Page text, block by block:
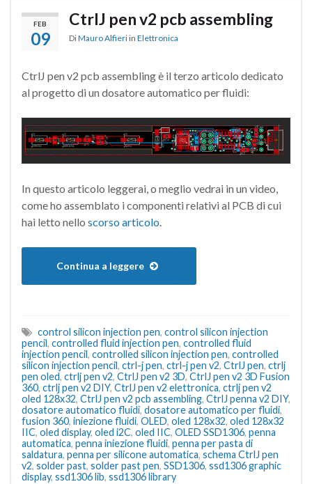
FEB
09
CtrlJ pen v2 pcb assembling
DiMauro Alfieri in Elettronica
CtrlJ pen v2 pcb assembling è il terzo articolo dedicato
al progetto di un dosatore automatico per fluidi:
In questo articolo leggerai, o meglio vedrai in un video,
come ho assemblato i componenti relativi al PCB di cui
hai letto nello scorso articolo.
Continua a leggere
control silicon injection pen, control silicon injection
pencil, controlled fluid injection pen, controlled fluid
injection pencil, controlled silicon injection pen, controlled
silicon injection pencil, ctrl-j pen, ctrl-j pen v2, CtrlJ pen, ctrlj
pen oled, ctrlj pen v2, CtrlJ pen v2 3D, CtrlJ pen v2 3D Fusion
360, ctrlj pen v2 DIY, CtrlJ pen v2 elettronica, ctrlj pen v2
oled 128x32, CtrlJ pen v2 pcb assembling, CtrlJ penna v2 DIY,
dosatore automatico fluidi, dosatore automatico per fluidi,
fusion 360, iniezione fluidi, OLED, oled 128x32, oled 128x32
IIC, oled display, oled i2C, oled IIC, OLED SSD1306, penna
automatica, penna iniezione fluidi, penna per pasta di
saldatura, penna per silicone automatica, schema CtrlJ pen
v2, solder past, solder past pen, SSD1306, ssd1306 graphic
display, ssd1306 lib, ssd1306 library